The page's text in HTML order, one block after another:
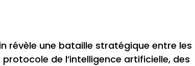
révèle une bataille stratégique entre les
de l’intelligence artificielle, des